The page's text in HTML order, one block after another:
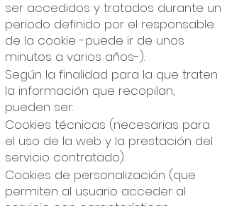
ser accedidos y tratados durante un
periodo definido por el responsable
de la cookie -puede ir de unos
minutos a varios años-).
Según la finalidad para la que traten
la información que recopilan,
pueden ser:
Cookies técnicas (necesarias para
el uso de la web y la prestación del
servicio contratado).
Cookies de personalización (que
permiten al usuario acceder al